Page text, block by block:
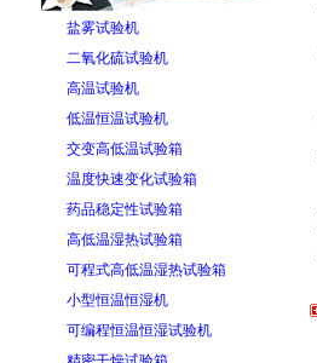
盐雾试验机
二氧化硫试验机
高温试验机
低温恒温试验机
交变高低温试验箱
温度快速变化试验箱
药品稳定性试验箱
高低温湿热试验箱
可程式高低温湿热试验箱
小型恒温恒湿机
可编程恒温恒湿试验机